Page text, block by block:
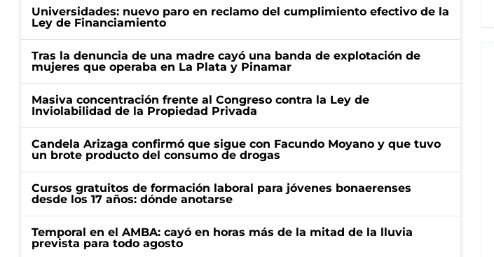
Universidades: nuevo paro en reclamo del cumplimiento efectivo de la
Ley de Financiamiento
Tras la denuncia de una madre cayó una banda de explotación de
mujeres que operaba en La Plata y Pinamar
Masiva concentración frente al Congreso contra la Ley de
Inviolabilidad de la Propiedad Privada
Candela Arizaga confirmó que sigue con Facundo Moyano y que tuvo
un brote producto del consumo de drogas
Cursos gratuitos de formación laboral para jóvenes bonaerenses
desde los 17 años: dónde anotarse
Temporal en el AMBA: cayó en horas más de la mitad de la lluvia
prevista para todo agosto